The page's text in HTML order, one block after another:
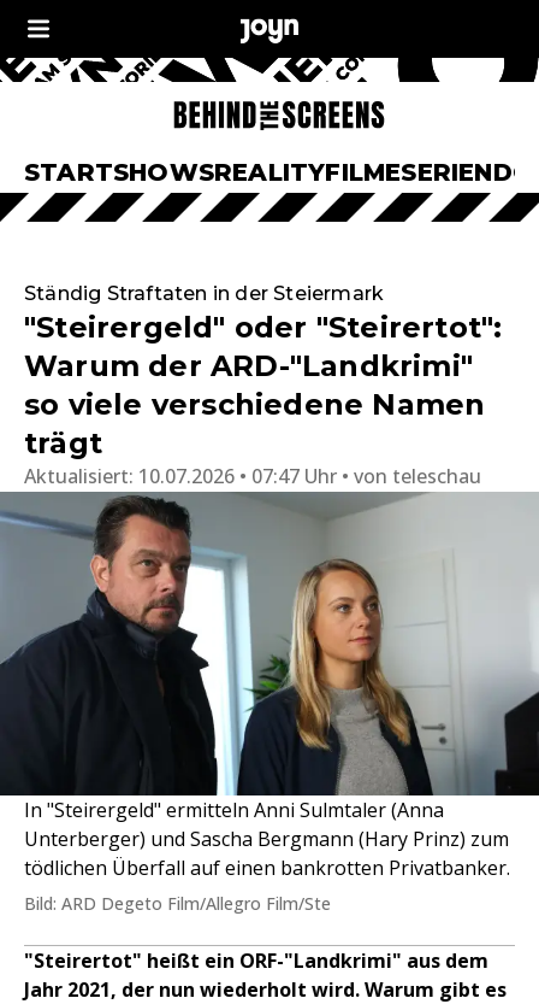
STARTSHOWSREALITYFILMESERIEN
Ständig Straftaten in der Steiermark
"Steirergeld" oder "Steirertot":
Warum der ARD-"Landkrimi"
so viele verschiedene Namen
trägt
Aktualisiert: 10.07.2026 • 07:47 Uhr von teleschau
In "Steirergeld" ermitteln Anni Sulmtaler (Anna
Unterberger) und Sascha Bergmann (Hary Prinz) zum
tödlichen Überfall auf einen bankrotten Privatbanker.
Bild: ARD Degeto Film/Allegro Film/Ste
"Steirertot" heißt ein ORF-"Landkrimi" aus dem
Jahr 2021, der nun wiederholt wird. Warum gibt es